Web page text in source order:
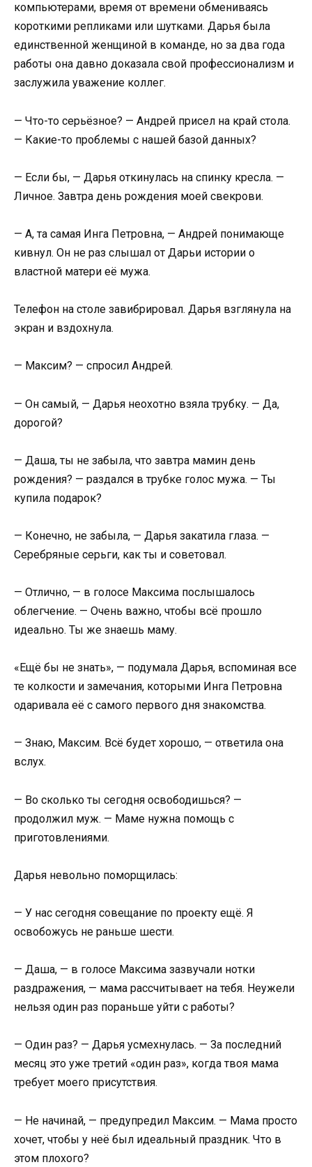
компьютерами, время от времени обмениваясь
короткими репликами или шутками. Дарья была
единственной женщиной в команде, но за два года
работы она давно доказала свой профессионализм и
заслужила уважение коллег.
— Что-то серьёзное? — Андрей присел на край стола.
— Какие-то проблемы с нашей базой данных?
— Если бы, — Дарья откинулась на спинку кресла. —
Личное. Завтра день рождения моей свекрови.
— А, та самая Инга Петровна, — Андрей понимающе
кивнул. Он не раз слышал от Дарьи истории о
властной матери её мужа.
Телефон на столе завибрировал. Дарья взглянула на
экран и вздохнула.
— Максим? — спросил Андрей.
— Он самый, — Дарья неохотно взяла трубку. — Да,
дорогой?
— Даша, ты не забыла, что завтра мамин день
рождения? — раздался в трубке голос мужа. — Ты
купила подарок?
— Конечно, не забыла, — Дарья закатила глаза. —
Серебряные серьги, как ты и советовал.
— Отлично, — в голосе Максима послышалось
облегчение. — Очень важно, чтобы всё прошло
идеально. Ты же знаешь маму.
«Ещё бы не знать», — подумала Дарья, вспоминая все
те колкости и замечания, которыми Инга Петровна
одаривала её с самого первого дня знакомства.
— Знаю, Максим. Всё будет хорошо, — ответила она
вслух.
— Во сколько ты сегодня освободишься? —
продолжил муж. — Маме нужна помощь с
приготовлениями.
Дарья невольно поморщилась:
— У нас сегодня совещание по проекту ещё. Я
освобожусь не раньше шести.
— Даша, — в голосе Максима зазвучали нотки
раздражения, — мама рассчитывает на тебя. Неужели
нельзя один раз пораньше уйти с работы?
— Один раз? — Дарья усмехнулась. — За последний
месяц это уже третий «один раз», когда твоя мама
требует моего присутствия.
— Не начинай, — предупредил Максим. — Мама просто
хочет, чтобы у неё был идеальный праздник. Что в
этом плохого?